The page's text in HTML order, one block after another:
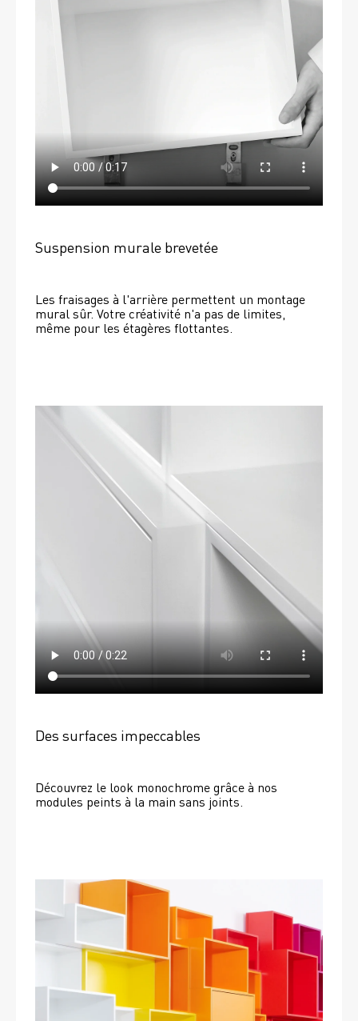
Suspension murale brevetée
Les fraisages à l'arrière permettent un montage
mural sûr. Votre créativité n'a pas de limites,
même pour les étagères flottantes.
Des surfaces impeccables
Découvrez le look monochrome grâce à nos
modules peints à la main sans joints.